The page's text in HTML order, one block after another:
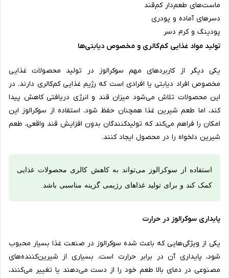
ماست‌های طعم‌دار کم‌قند
دسرهای آماده و پودری
پودینگ و کرم دسر
تولید مواد غذایی کم‌کالری و مخصوص دیابتی‌ها
یکی دیگر از کاربردهای مهم سوکرالوز در تولید محصولات غذایی
مخصوص افراد دیابتی یا افرادی است که رژیم غذایی کم‌کالری دارند. در
این محصولات تلاش می‌شود میزان قند و انرژی دریافتی کاهش پیدا
کند، اما طعم شیرین غذا همچنان حفظ شود. استفاده از سوکرالوز این
امکان را فراهم می‌کند که تولیدکنندگان بدون افزایش قند واقعی، طعم
شیرین دلخواه را در محصول ایجاد کنند.
استفاده از سوکرالوز می‌تواند به کاهش کالری محصولات غذایی
کمک کند و برای تولید غذاهای رژیمی گزینه مناسبی باشد.
پایداری سوکرالوز در حرارت
یکی از ویژگی‌هایی که باعث شده سوکرالوز در صنعت غذا بسیار محبوب
شود، پایداری آن در برابر حرارت است. بسیاری از شیرین‌کننده‌های
مصنوعی در دمای بالا طعم خود را از دست می‌دهند یا تغییر می‌کنند،